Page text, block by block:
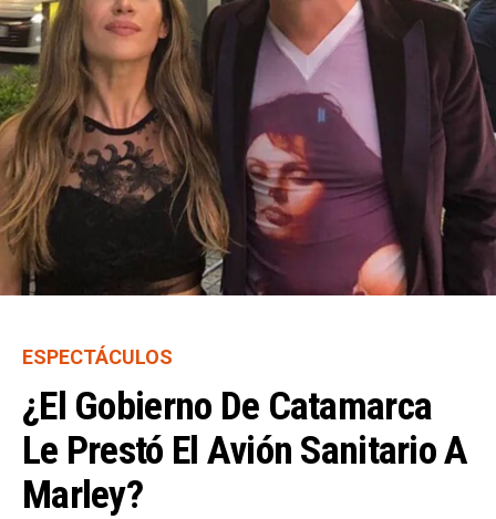
ESPECTÁCULOS
¿El Gobierno De Catamarca
Le Prestó El Avión Sanitario A
Marley?